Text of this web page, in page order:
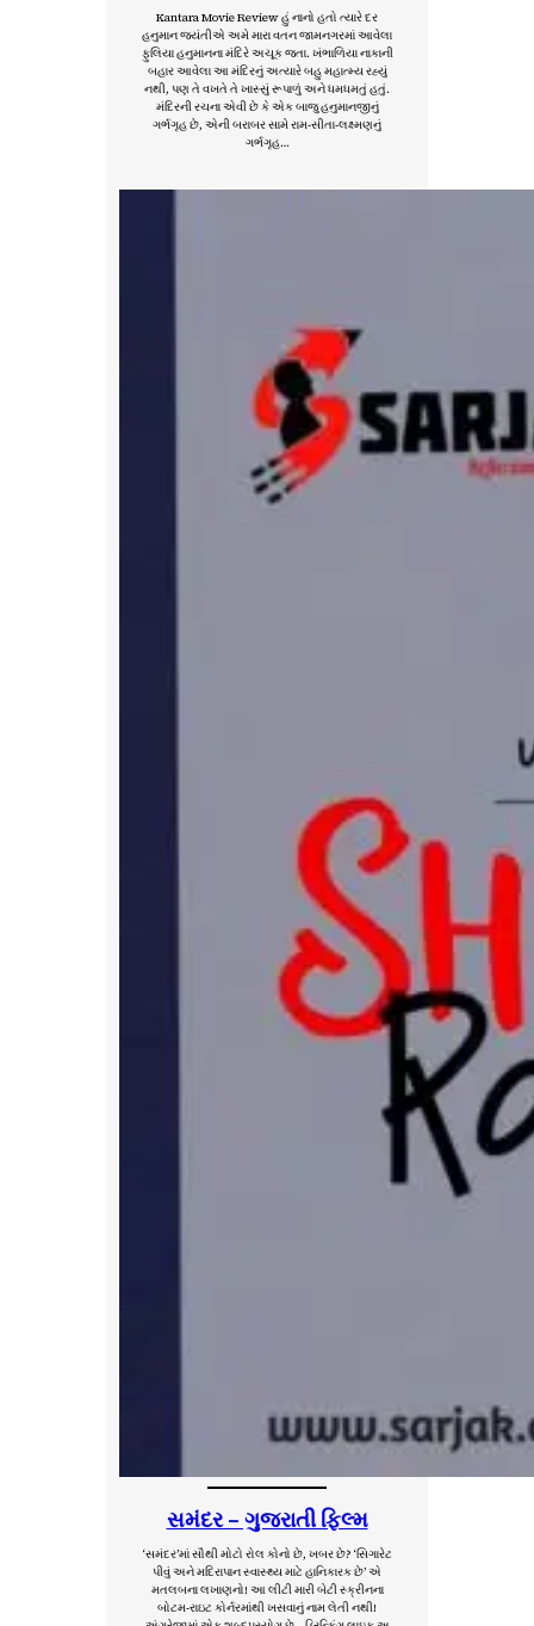
Kantara Movie Review હું નાનો હતો ત્યારે દર
હનુમાન જયંતીએ અમે મારા વતન જામનગરમાં આવેલા
ફુલિયા હનુમાનના મંદિરે અચૂક જતા. ખંભાળિયા નાકાની
બહાર આવેલા આ મંદિરનું અત્યારે બહુ મહાત્મ્ય રહ્યું
નથી, પણ તે વખતે તે ખાસ્સું રૂપાળું અને ધમધમતું હતું.
મંદિરની રચના એવી છે કે એક બાજુ હનુમાનજીનું
ગર્ભગૃહ છે, એની બરાબર સામે રામ-સીતા-લક્ષ્મણનું
ગર્ભગૃહ…
સમંદર – ગુજરાતી ફિલ્મ
‘સમંદર’માં સૌથી મોટો રોલ કોનો છે, ખબર છે? ‘સિગારેટ
પીવું અને મદિરાપાન સ્વાસ્થ્ય માટે હાનિકારક છે’ એ
મતલબના લખાણનો! આ લીટી મારી બેટી સ્ક્રીનના
બોટમ-રાઇટ કોર્નરમાંથી ખસવાનું નામ લેતી નથી!